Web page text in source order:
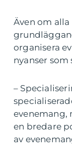
Även om
organisera
nyanser
–
evenemang,
en bredare
av